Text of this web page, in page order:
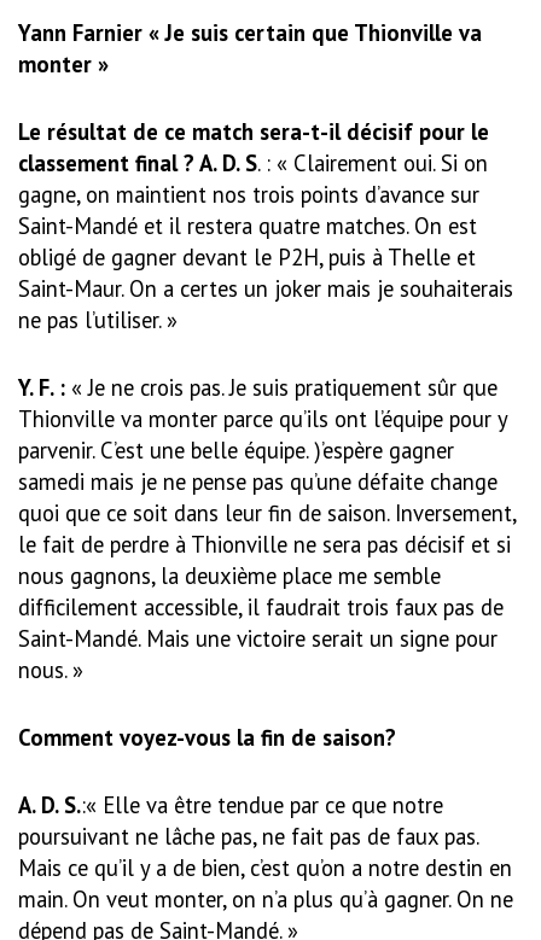
Yann Farnier « Je suis certain que Thionville va
monter »
Le résultat de ce match sera-t-il décisif pour le
classement final ? A. D. S. : « Clairement oui. Si on
gagne, on maintient nos trois points d’avance sur
Saint-Mandé et il res­tera quatre matches. On est
obligé de gagner devant le P2H, puis à Thelle et
Saint-Maur. On a certes un joker mais je souhaiterais
ne pas l’utiliser. »
Y. F. : « Je ne crois pas. Je suis prati­quement sûr que
Thionville va monter parce qu’ils ont l’équipe pour y
parvenir. C’est une belle équipe. )’espère gagner
samedi mais je ne pense pas qu’une défaite change
quoi que ce soit dans leur fin de saison. Inversement,
le fait de perdre à Thionville ne sera pas déci­sif et si
nous gagnons, la deuxième place me semble
difficilement ac­cessible, il faudrait trois faux pas de
Saint-Mandé. Mais une victoire se­rait un signe pour
nous. »
Comment voyez-vous la fin de saison?
A. D. S.:« Elle va être tendue par ce que notre
poursuivant ne lâche pas, ne fait pas de faux pas.
Mais ce qu’il y a de bien, c’est qu’on a notre destin en
main. On veut monter, on n’a plus qu’à gagner. On ne
dépend pas de Saint-Mandé. »